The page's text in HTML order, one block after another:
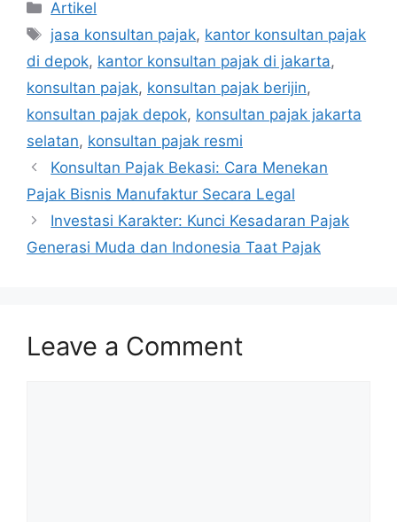
Categories
Artikel
Tags
jasa konsultan pajak, kantor konsultan pajak
di depok, kantor konsultan pajak di jakarta,
konsultan pajak, konsultan pajak berijin,
konsultan pajak depok, konsultan pajak jakarta
selatan, konsultan pajak resmi
Konsultan Pajak Bekasi: Cara Menekan
Pajak Bisnis Manufaktur Secara Legal
Investasi Karakter: Kunci Kesadaran Pajak
Generasi Muda dan Indonesia Taat Pajak
Leave a Comment